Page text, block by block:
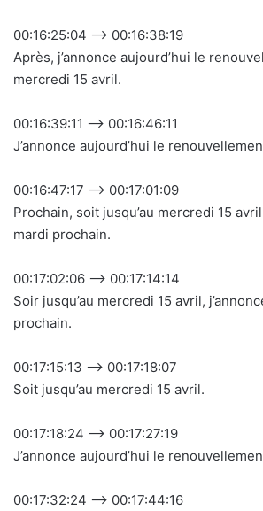
00:16:25:04 –> 00:16:38:19
Après, j’annonce aujourd’hui le
mercredi 15 avril.
00:16:39:11 –> 00:16:46:11
J’annonce aujourd’hui le
00:16:47:17 –> 00:17:01:09
Prochain, soit jusqu’au mercredi 15
mardi prochain.
00:17:02:06 –> 00:17:14:14
Soir jusqu’au mercredi 15 avril,
prochain.
00:17:15:13 –> 00:17:18:07
Soit jusqu’au mercredi 15 avril.
00:17:18:24 –> 00:17:27:19
J’annonce aujourd’hui le
00:17:32:24 –> 00:17:44:16